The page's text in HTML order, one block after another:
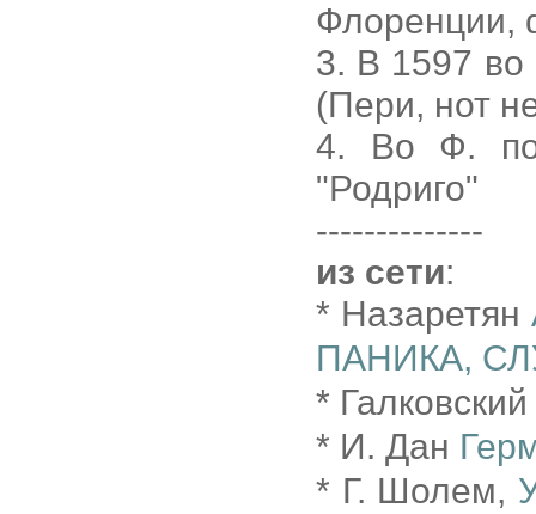
Флоренции,
3. В 1597 во
(Пери, нот
4. Во Ф.
"Родриго"
--------------
из сети:
* Назаретян
ПАНИКА,
* Галковский
* И. Дан
* Г. Шолем,